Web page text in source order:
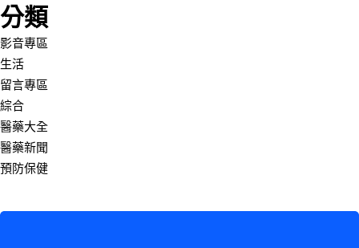
分類
影音專區
生活
留言專區
綜合
醫藥大全
醫藥新聞
預防保健